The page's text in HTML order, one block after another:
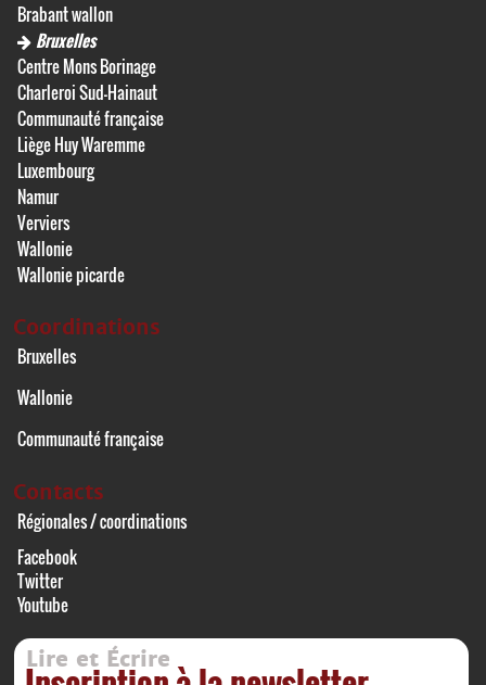
Brabant wallon
Bruxelles
Centre Mons Borinage
Charleroi Sud-Hainaut
Communauté française
Liège Huy Waremme
Luxembourg
Namur
Verviers
Wallonie
Wallonie picarde
Coordinations
Bruxelles
Wallonie
Communauté française
Contacts
Régionales / coordinations
Facebook
Twitter
Youtube
Lire et Écrire